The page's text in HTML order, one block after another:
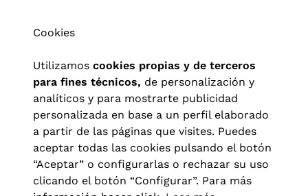
Aviso legal| Política de privacidad Términos y condiciones
Cookies
Utilizamos cookies propias y de terceros
para fines técnicos, de personalización y
analíticos y para mostrarte publicidad
personalizada en base a un perfil elaborado
a partir de las páginas que visites. Puedes
aceptar todas las cookies pulsando el botón
“Aceptar” o configurarlas o rechazar su uso
clicando el botón “Configurar”. Para más